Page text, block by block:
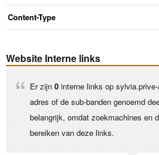
Content-Type
Website Interne links
Er zijn 0 interne links op
adres of de sub-banden genoemd
belangrijk, omdat zoekmachines en
bereiken van deze links.